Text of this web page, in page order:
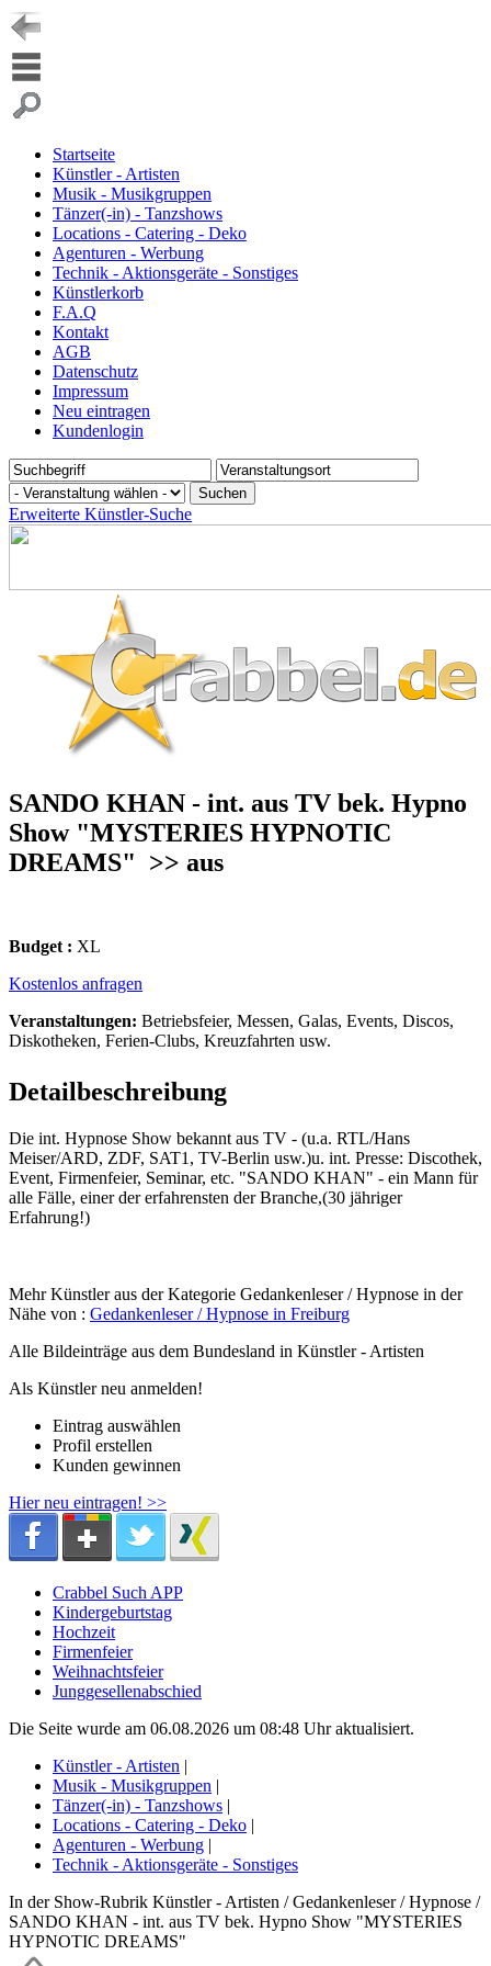
Startseite
Künstler - Artisten
Musik - Musikgruppen
Tänzer(-in) - Tanzshows
Locations - Catering - Deko
Agenturen - Werbung
Technik - Aktionsgeräte - Sonstiges
Künstlerkorb
F.A.Q
Kontakt
AGB
Datenschutz
Impressum
Neu eintragen
Kundenlogin
Erweiterte Künstler-Suche
SANDO KHAN - int. aus TV bek. Hypno
Show "MYSTERIES HYPNOTIC
DREAMS" >> aus
Budget : XL
Kostenlos anfragen
Veranstaltungen: Betriebsfeier, Messen, Galas, Events, Discos,
Diskotheken, Ferien-Clubs, Kreuzfahrten usw.
Detailbeschreibung
Die int. Hypnose Show bekannt aus TV - (u.a. RTL/Hans
Meiser/ARD, ZDF, SAT1, TV-Berlin usw.)u. int. Presse: Discothek,
Event, Firmenfeier, Seminar, etc. "SANDO KHAN" - ein Mann für
alle Fälle, einer der erfahrensten der Branche,(30 jähriger
Erfahrung!)
Mehr Künstler aus der Kategorie Gedankenleser / Hypnose in der
Nähe von : Gedankenleser / Hypnose in Freiburg
Alle Bildeinträge aus dem Bundesland in Künstler - Artisten
Als Künstler neu anmelden!
Eintrag auswählen
Profil erstellen
Kunden gewinnen
Hier neu eintragen! >>
Crabbel Such APP
Kindergeburtstag
Hochzeit
Firmenfeier
Weihnachtsfeier
Junggesellenabschied
Die Seite wurde am 06.08.2026 um 08:48 Uhr aktualisiert.
Künstler - Artisten |
Musik - Musikgruppen |
Tänzer(-in) - Tanzshows |
Locations - Catering - Deko |
Agenturen - Werbung |
Technik - Aktionsgeräte - Sonstiges
In der Show-Rubrik Künstler - Artisten / Gedankenleser / Hypnose /
SANDO KHAN - int. aus TV bek. Hypno Show "MYSTERIES
HYPNOTIC DREAMS"